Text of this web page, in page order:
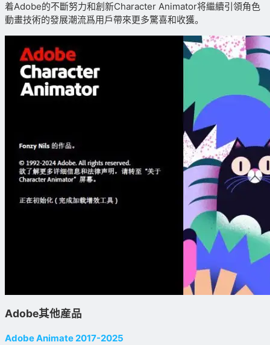
着Adobe的不斷努力和創新Character Animator将繼續引領角色
動畫技術的發展潮流爲用戶帶來更多驚喜和收獲。
Adobe其他産品
Adobe Animate 2017-2025